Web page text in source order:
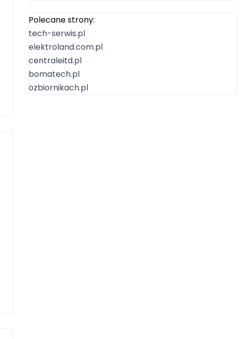
Polecane strony:
tech-serwis.pl
elektroland.com.pl
centraleitd.pl
bomatech.pl
ozbiornikach.pl